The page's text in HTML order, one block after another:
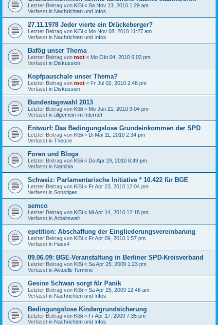
Letzter Beitrag von KlBi « Sa Nov 13, 2010 1:29 am
Verfasst in Nachrichten und Infos
27.11.1978 Jeder vierte ein Drückeberger?
Letzter Beitrag von KlBi « Mo Nov 08, 2010 11:27 am
Verfasst in Nachrichten und Infos
Bafög unser Thema
Letzter Beitrag von root « Mo Okt 04, 2010 6:03 pm
Verfasst in Diskussion
Kopfpauschale unser Thema?
Letzter Beitrag von root « Fr Jul 02, 2010 2:48 pm
Verfasst in Diskussion
Bundestagswahl 2013
Letzter Beitrag von KlBi « Mo Jun 21, 2010 9:04 pm
Verfasst in allgemein im Internet
Entwurf: Das Bedingungslose Grundeinkommen der SPD
Letzter Beitrag von KlBi « Di Mai 11, 2010 2:34 pm
Verfasst in Theorie
Foren und Blogs
Letzter Beitrag von KlBi « Do Apr 29, 2010 8:49 pm
Verfasst in Namibia
Schweiz: Parlamentarische Initiative * 10.422 für BGE
Letzter Beitrag von KlBi « Fr Apr 23, 2010 12:04 pm
Verfasst in Sonstiges
semco
Letzter Beitrag von KlBi « Mi Apr 14, 2010 12:18 pm
Verfasst in Arbeitswelt
epetition: Abschaffung der Eingliederungsvereinbarung
Letzter Beitrag von KlBi « Fr Apr 09, 2010 1:57 pm
Verfasst in Hass4
09.06.09: BGE-Veranstaltung in Berliner SPD-Kreisverband
Letzter Beitrag von KlBi « Sa Apr 25, 2009 1:23 pm
Verfasst in Aktuelle Termine
Gesine Schwan sorgt für Panik
Letzter Beitrag von KlBi « Sa Apr 25, 2009 12:46 am
Verfasst in Nachrichten und Infos
Bedingungslose Kindergrundsicherung
Letzter Beitrag von KlBi « Fr Apr 17, 2009 7:35 pm
Verfasst in Nachrichten und Infos